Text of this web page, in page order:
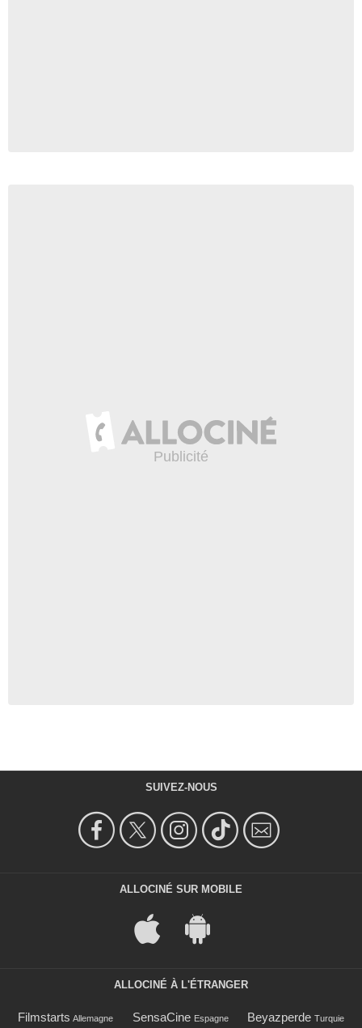
SUIVEZ-NOUS
ALLOCINÉ SUR MOBILE
ALLOCINÉ À L'ÉTRANGER
Filmstarts Allemagne SensaCine Espagne Beyazperde Turquie